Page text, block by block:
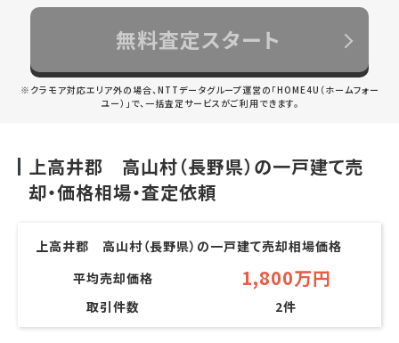
無料査定スタート
※クラモア対応エリア外の場合、NTTデータグループ運営の「HOME4U（ホームフォー
ユー）」で、一括査定サービスがご利用できます。
上高井郡 高山村（長野県）の一戸建て売
却・価格相場・査定依頼
上高井郡 高山村（長野県）の一戸建て売却相場価格
平均売却価格
1,800万円
取引件数 2件